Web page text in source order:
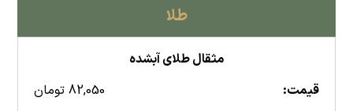
طلا
مثقال طلای آبشده
قیمت:
82,050 تومان